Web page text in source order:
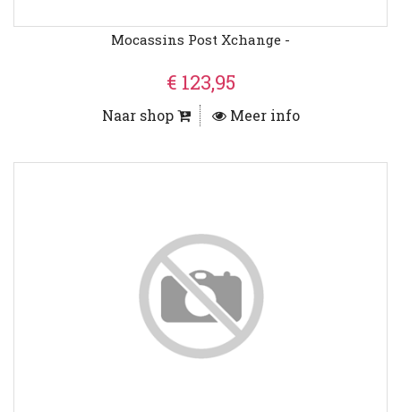
Mocassins Post Xchange -
€ 123,95
Naar shop Meer info